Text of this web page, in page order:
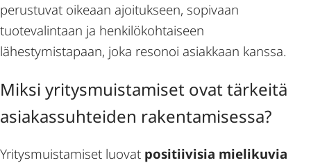
perustuvat oikeaan ajoitukseen, sopivaan
tuotevalintaan ja henkilökohtaiseen
lähestymistapaan, joka resonoi asiakkaan kanssa.
Miksi yritysmuistamiset ovat tärkeitä
asiakassuhteiden rakentamisessa?
Yritysmuistamiset luovat positiivisia mielikuvia